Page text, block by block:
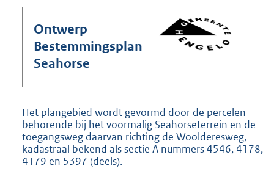
o
6
7
K
b
Ontwerp
Bestemmingsplan
Seahorse
Het plangebied wordt gevormd door de percelen
behorende bij het voormalig Seahorseterrein en de
toegangsweg daarvan richting de Woolderesweg,
kadastraal bekend als sectie A nummers 4546, 4178,
4179 en 5397 (deels).